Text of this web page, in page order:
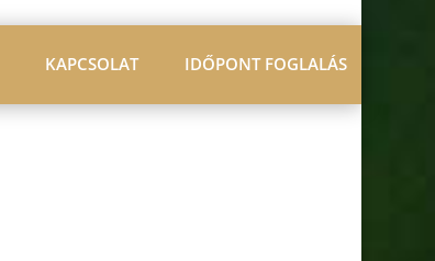
KAPCSOLAT IDŐPONT FOGLALÁS